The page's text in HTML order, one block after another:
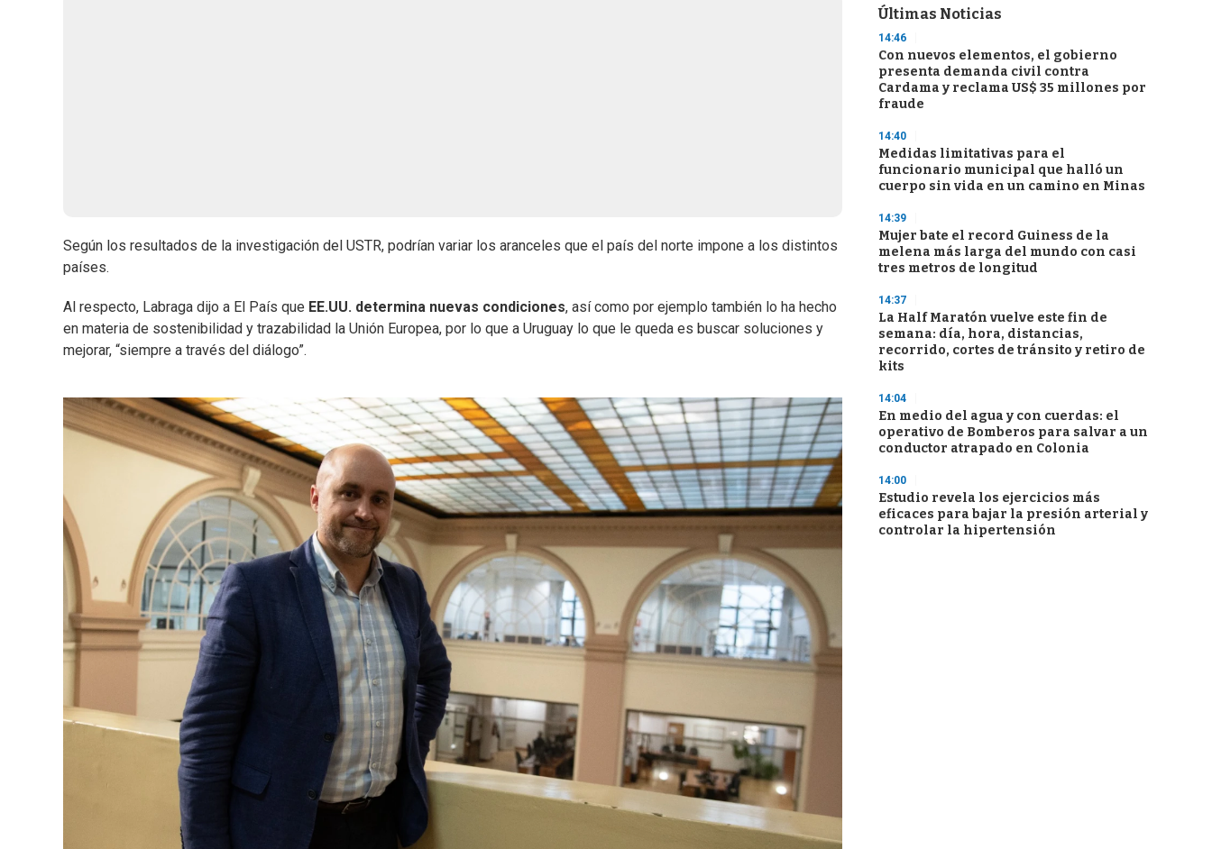
Según los resultados de la investigación del USTR, podrían variar los aranceles que el país del norte impone a los distintos
países.
Al respecto, Labraga dijo a El País que EE.UU. determina nuevas condiciones, así como por ejemplo también lo ha hecho
en materia de sostenibilidad y trazabilidad la Unión Europea, por lo que a Uruguay lo que le queda es buscar soluciones y
mejorar, “siempre a través del diálogo”.
Últimas Noticias
14:46
Con nuevos elementos, el gobierno
presenta demanda civil contra
Cardama y reclama US$ 35 millones por
fraude
14:40
Medidas limitativas para el
funcionario municipal que halló un
cuerpo sin vida en un camino en Minas
14:39
Mujer bate el record Guiness de la
melena más larga del mundo con casi
tres metros de longitud
14:37
La Half Maratón vuelve este fin de
semana: día, hora, distancias,
recorrido, cortes de tránsito y retiro de
kits
14:04
En medio del agua y con cuerdas: el
operativo de Bomberos para salvar a un
conductor atrapado en Colonia
14:00
Estudio revela los ejercicios más
eficaces para bajar la presión arterial y
controlar la hipertensión